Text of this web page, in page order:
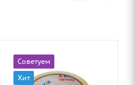
Советуем
Хит